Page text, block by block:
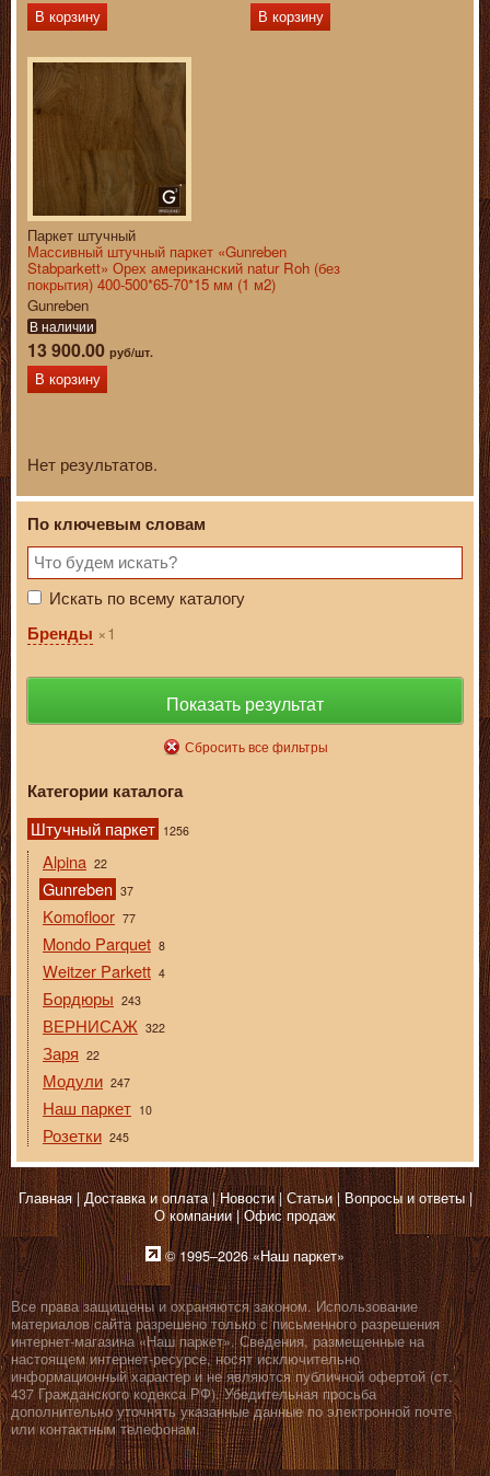
В корзину
В корзину
Паркет штучный
Массивный штучный паркет «Gunreben
Stabparkett» Орех американский natur Roh (без
покрытия) 400-500*65-70*15 мм (1 м2)
Gunreben
В наличии
13 900.00 руб/шт.
В корзину
Нет результатов.
По ключевым словам
Искать по всему каталогу
Бренды
1
Показать результат
Сбросить все фильтры
Категории каталога
Штучный паркет 1256
Alpina 22
Gunreben 37
Komofloor 77
Mondo Parquet 8
Weitzer Parkett 4
Бордюры 243
ВЕРНИСАЖ 322
Заря 22
Модули 247
Наш паркет 10
Розетки 245
Главная Доставка и оплата Новости Статьи
Вопросы и ответы
О компании Офис продаж
© 1995–2026 «Наш паркет»
Все права защищены и охраняются законом. Использование
материалов сайта разрешено только с письменного разрешения
интернет-магазина «Наш паркет». Сведения, размещенные на
настоящем интернет-ресурсе, носят исключительно
информационный характер и не являются публичной офертой (ст.
437 Гражданского кодекса РФ). Убедительная просьба
дополнительно уточнять указанные данные по электронной почте
или контактным телефонам.